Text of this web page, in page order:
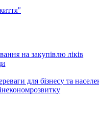
на закупівлю ліків
для бізнесу та